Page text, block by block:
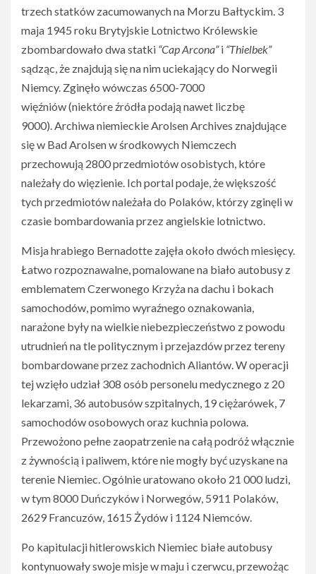
trzech statków zacumowanych na Morzu Bałtyckim. 3
maja 1945 roku Brytyjskie Lotnictwo Królewskie
zbombardowało dwa statki “Cap Arcona”i “Thielbek”
sądząc, że znajdują się na nim uciekający do Norwegii
Niemcy. Zginęło wówczas 6500-7000
więźniów (niektóre źródła podają nawet liczbę
9000). Archiwa niemieckie Arolsen Archives znajdujące
się w Bad Arolsen w środkowych Niemczech
przechowują 2800 przedmiotów osobistych, które
należały do więzienie. Ich portal podaje, że większość
tych przedmiotów należała do Polaków, którzy zginęli w
czasie bombardowania przez angielskie lotnictwo.
Misja hrabiego Bernadotte zajęła około dwóch miesięcy.
Łatwo rozpoznawalne, pomalowane na biało autobusy z
emblematem Czerwonego Krzyża na dachu i bokach
samochodów, pomimo wyraźnego oznakowania,
narażone były na wielkie niebezpieczeństwo z powodu
utrudnień na tle politycznym i przejazdów przez tereny
bombardowane przez zachodnich Aliantów. W operacji
tej wzięło udział 308 osób personelu medycznego z 20
lekarzami, 36 autobusów szpitalnych, 19 ciężarówek, 7
samochodów osobowych oraz kuchnia polowa.
Przewożono pełne zaopatrzenie na całą podróż włącznie
z żywnością i paliwem, które nie mogły być uzyskane na
terenie Niemiec. Ogólnie uratowano około 21 000 ludzi,
w tym 8000 Duńczyków i Norwegów, 5911 Polaków,
2629 Francuzów, 1615 Żydów i 1124 Niemców.
Po kapitulacji hitlerowskich Niemiec białe autobusy
kontynuowały swoje misje w maju i czerwcu, przewożąc